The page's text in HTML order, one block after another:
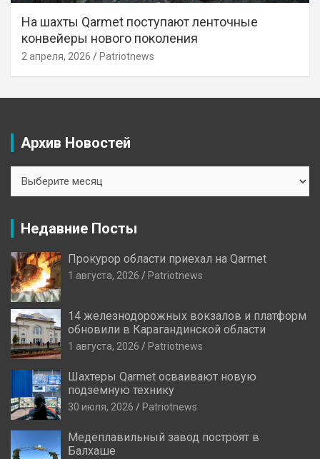
На шахты Qarmet поступают ленточные
конвейеры нового поколения
2 апреля, 2026 Patriotnews
Архив Новостей
Новостей
Недавние Посты
Прокурор области приехал на Qarmet
1 августа, 2026 Patriotnews
14 железнодорожных вокзалов и платформ
обновили в Карагандинской области
1 августа, 2026 Patriotnews
Шахтеры Qarmet осваивают новую
подземную технику
30 июля, 2026 Patriotnews
Медеплавильный завод построят в
Балхаше